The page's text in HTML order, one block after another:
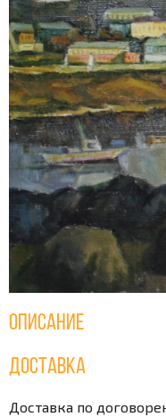
Описание
Доставка
Доставка по